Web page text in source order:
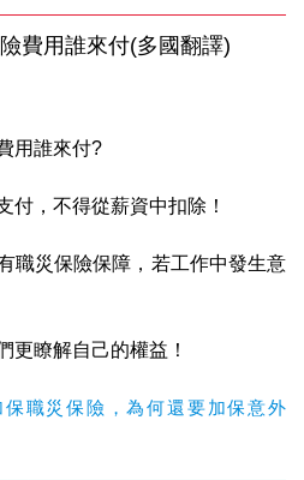
費用誰來付(多國翻譯)
用誰來付?
付，不得從薪資中扣除！
職災保險保障，若工作中發生意
更瞭解自己的權益！
職災保險，為何還要加保意外